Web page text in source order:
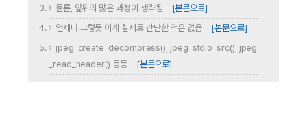
물론, 앞뒤의 많은 과정이 생략됨
[본문으로]
언제나 그렇듯 이게 실제로 간단한 적은 없음
[본문으로]
jpeg_create_decompress(), jpeg_stdio_src(), jpeg
_read_header() 등등
[본문으로]